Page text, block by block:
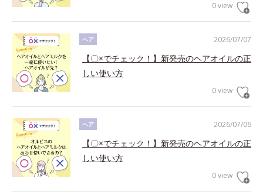
0 view
2026/07/07
ヘア
【〇×でチェック！】新発売のヘアオイルの正
しい使い方
0 view
2026/07/06
ヘア
【〇×でチェック！】新発売のヘアオイルの正
しい使い方
0 view